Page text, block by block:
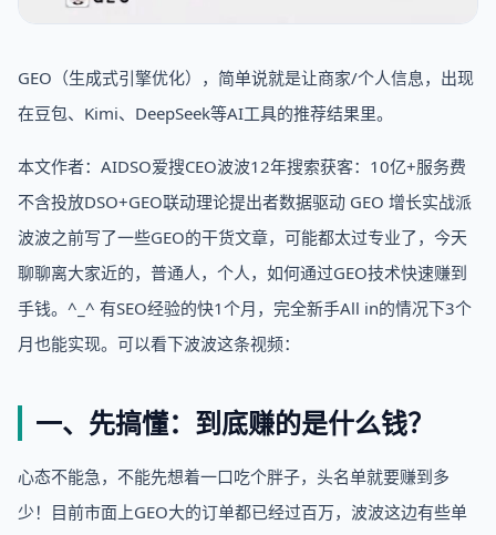
GEO（生成式引擎优化），简单说就是让商家/个人信息，出现
在豆包、Kimi、DeepSeek等AI工具的推荐结果里。
本文作者：AIDSO爱搜CEO波波12年搜索获客：10亿+服务费
不含投放DSO+GEO联动理论提出者数据驱动 GEO 增长实战派
波波之前写了一些GEO的干货文章，可能都太过专业了，今天
聊聊离大家近的，普通人，个人，如何通过GEO技术快速赚到
手钱。^_^ 有SEO经验的快1个月，完全新手All in的情况下3个
月也能实现。可以看下波波这条视频：
一、先搞懂：到底赚的是什么钱？
心态不能急，不能先想着一口吃个胖子，头名单就要赚到多
少！目前市面上GEO大的订单都已经过百万，波波这边有些单